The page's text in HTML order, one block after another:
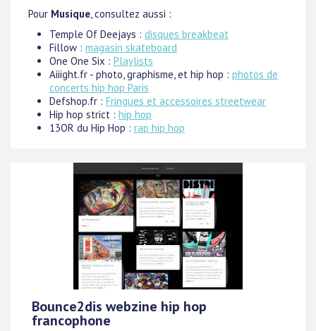
Pour Musique, consultez aussi :
Temple Of Deejays : disques breakbeat
Fillow : magasin skateboard
One One Six : Playlists
Aiiight.fr - photo, graphisme, et hip hop : photos de
concerts hip hop Paris
Defshop.fr : Fringues et accessoires streetwear
Hip hop strict : hip hop
13OR du Hip Hop : rap hip hop
Bounce2dis webzine hip hop
francophone